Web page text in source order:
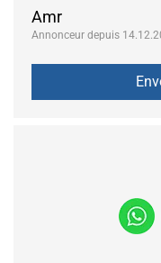
Amr
Annonceur depuis